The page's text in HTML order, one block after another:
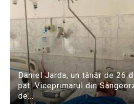
Daniel Jarda, un tânăr de 26
pat. Viceprimarul din
de...